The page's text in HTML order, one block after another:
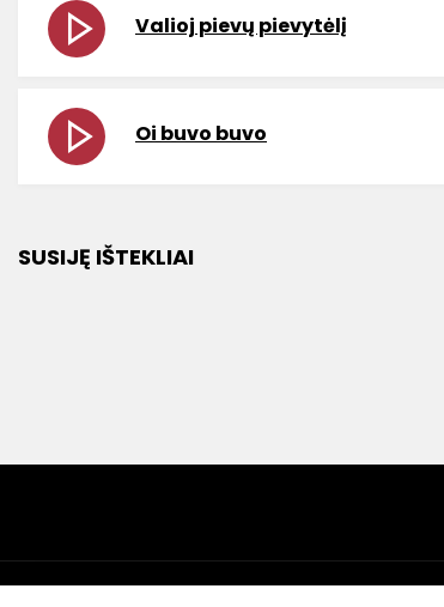
Valioj pievų pievytėlį
Oi buvo buvo
SUSIJĘ IŠTEKLIAI